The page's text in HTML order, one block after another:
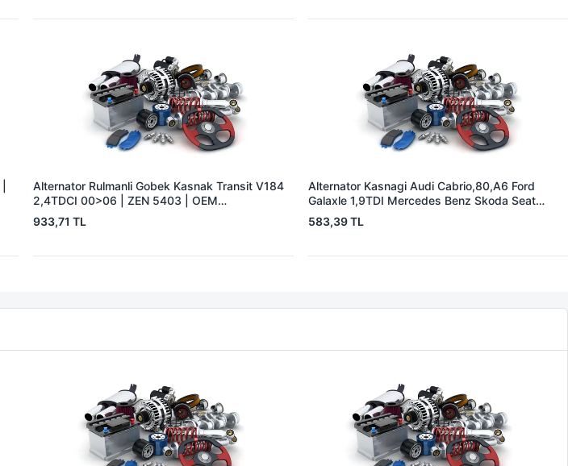
Alternator Rulmanli Gobek Kasnak Transit V184
2,4TDCI 00>06 | ZEN 5403 | OEM
F00M991078 YC1T10A352AC
933,71 TL
Alternator Kasnagi Audi Cabrio,80,A6 Ford
Galaxle 1,9TDI Mercedes Benz Skoda Seat
Alhambra | ZEN 5352 | OEM BOSCH 126 601
524
583,39 TL